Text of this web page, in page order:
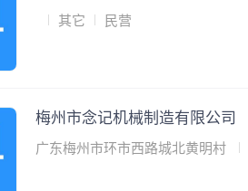
其它 民营
梅州市念记机械制造有限公司
广东梅州市环市西路城北黄明村